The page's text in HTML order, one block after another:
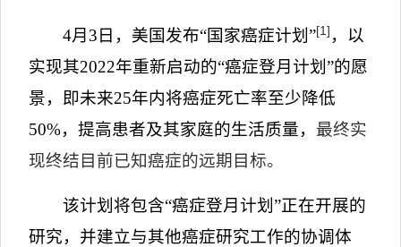
4月 3 日，美国发布“国家癌症计划 ”[1] ，以
实现其2022年重新启动的“癌症登月计划”的愿
景，即未来25年内将癌症死亡率至少降低
50%，提高患者及其家庭的生活质量， 最终实
现终结目前已知癌症的远期目标。
该计划将包含“癌症登月计划 ”正在开展的
研究，并建立与其他癌症研究工作的协调体